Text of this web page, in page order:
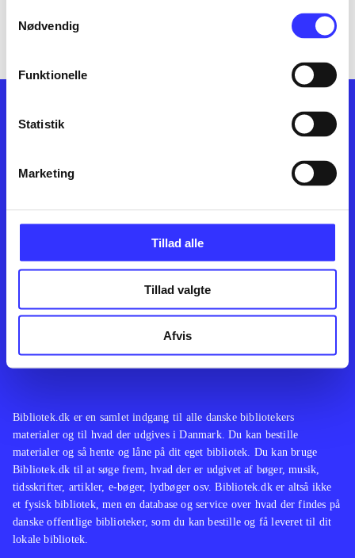
Nødvendig
Funktionelle
Statistik
Marketing
Tillad alle
Tillad valgte
Afvis
lorem ipsum dolor sit amet ...
Feedback
Bibliotek.dk er en samlet indgang til alle danske bibliotekers
materialer og til hvad der udgives i Danmark. Du kan bestille
materialer og så hente og låne på dit eget bibliotek. Du kan bruge
Bibliotek.dk til at søge frem, hvad der er udgivet af bøger, musik,
tidsskrifter, artikler, e-bøger, lydbøger osv. Bibliotek.dk er altså ikke
et fysisk bibliotek, men en database og service over hvad der findes på
danske offentlige biblioteker, som du kan bestille og få leveret til dit
lokale bibliotek.
Kontakt os
English
Artikler
Film
Musik
Noder